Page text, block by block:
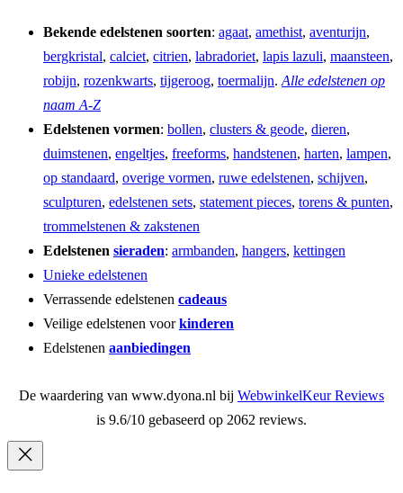
Bekende edelstenen soorten: agaat, amethist, aventurijn,
bergkristal, calciet, citrien, labradoriet, lapis lazuli, maansteen,
robijn, rozenkwarts, tijgeroog, toermalijn. Alle edelstenen op
naam A-Z
Edelstenen vormen: bollen, clusters & geode, dieren,
duimstenen, engeltjes, freeforms, handstenen, harten, lampen,
op standaard, overige vormen, ruwe edelstenen, schijven,
sculpturen, edelstenen sets, statement pieces, torens & punten,
trommelstenen & zakstenen
Edelstenen sieraden: armbanden, hangers, kettingen
Unieke edelstenen
Verrassende edelstenen cadeaus
Veilige edelstenen voorkinderen
Edelstenen aanbiedingen
De waardering van www.dyona.nl bij WebwinkelKeur Reviews
is 9.6/10 gebaseerd op 2062 reviews.